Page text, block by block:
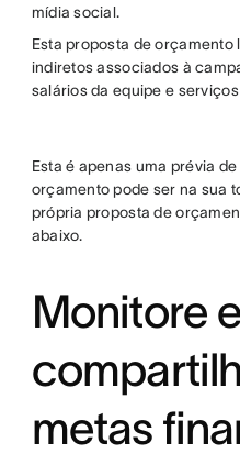
mídia social.
Esta proposta de orçamento
indiretos associados à
salários da equipe e
Esta é apenas uma prévia
orçamento pode ser na sua
própria proposta de
abaixo.
Monitore e
metas